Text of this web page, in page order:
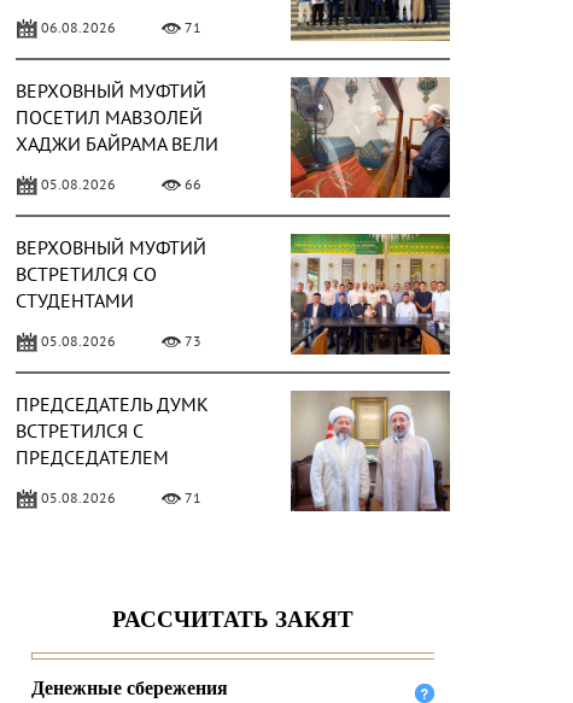
ТУРЦИИ
06.08.2026 71
ВЕРХОВНЫЙ МУФТИЙ
ПОСЕТИЛ МАВЗОЛЕЙ
ХАДЖИ БАЙРАМА ВЕЛИ
05.08.2026 66
ВЕРХОВНЫЙ МУФТИЙ
ВСТРЕТИЛСЯ СО
СТУДЕНТАМИ
05.08.2026 73
ПРЕДСЕДАТЕЛЬ ДУМК
ВСТРЕТИЛСЯ С
ПРЕДСЕДАТЕЛЕМ
РЕЛИГИИ ТУРЦИИ
05.08.2026 71
ЧРЕЗВЫЧАЙНЫМ И
КАЗАХСТАНА В ТУРЦИИ
04.08.2026 85